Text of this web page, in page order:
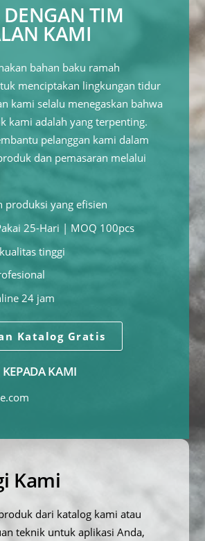
DENGAN TIM
KAMI
bahan baku ramah
menciptakan lingkungan tidur
kami selalu menegaskan bahwa
kami adalah yang terpenting.
pelanggan kami dalam
dan pemasaran melalui
produksi yang efisien
25-Hari | MOQ 100pcs
tinggi
24 jam
Katalog Gratis
KAMI
Kami
dari katalog kami atau
teknik untuk aplikasi Anda,